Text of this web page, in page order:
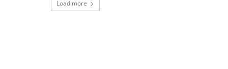
Load more